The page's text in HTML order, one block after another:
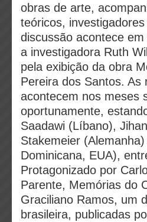
obras de arte,
teóricos,
discussão acontece
a investigadora Ruth
pela exibição da obra
Pereira dos Santos. As
acontecem nos meses
oportunamente,
Saadawi (Líbano),
Stakemeier
Dominicana, EUA),
Protagonizado por
Parente, Memórias do
Graciliano Ramos, um
brasileira, publicadas